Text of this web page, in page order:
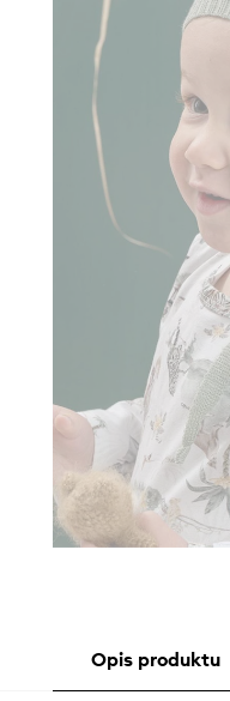
Opis produktu